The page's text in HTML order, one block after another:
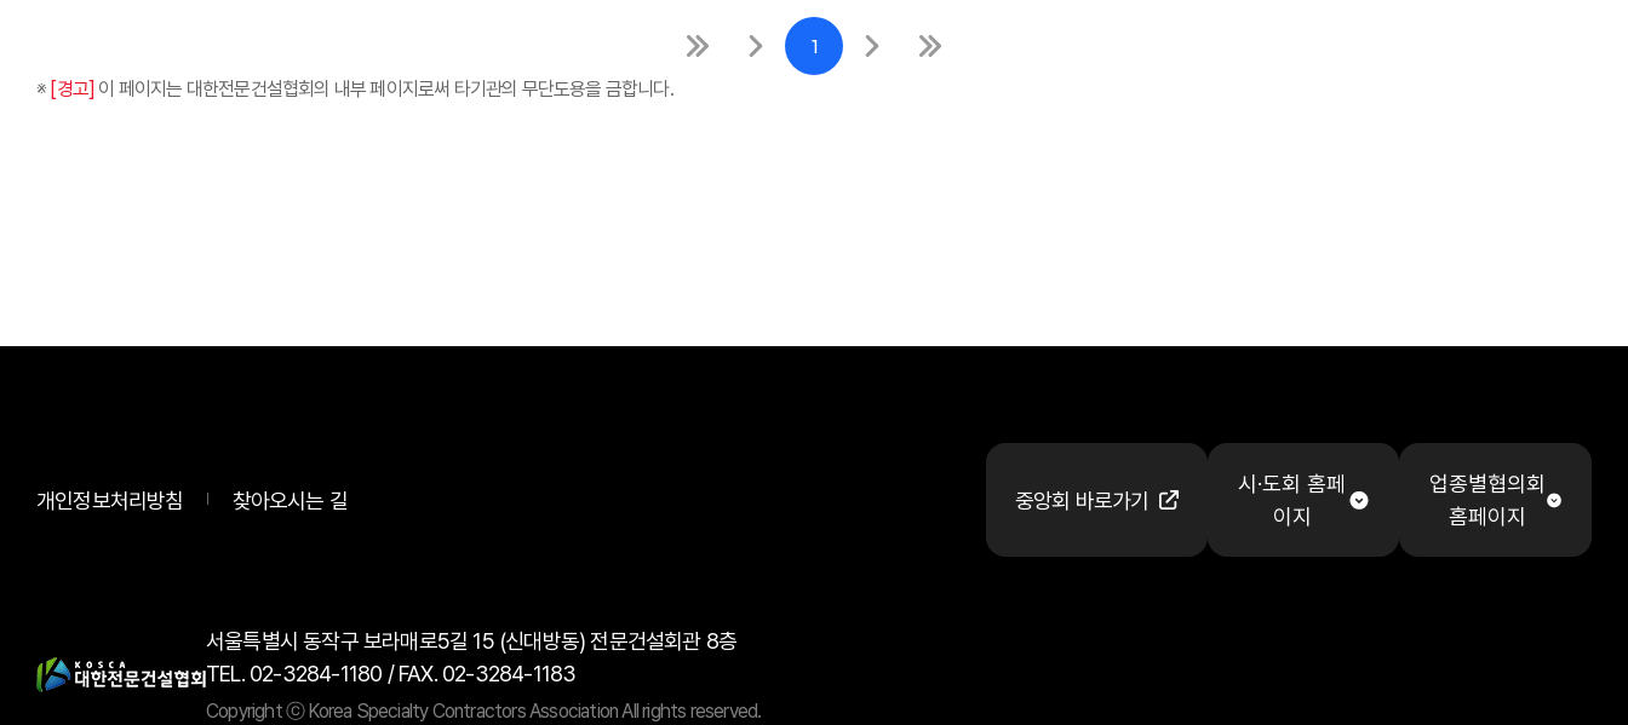
1
※ [경고] 이 페이지는 대한전문건설협회의 내부 페이지로써 타기관의 무단도용을 금합니다.
개인정보처리방침 찾아오시는 길 중앙회 바로가기
시·도회 홈페
이지
업종별협의회
홈페이지
서울특별시 동작구 보라매로5길 15 (신대방동) 전문건설회관 8층
TEL. 02-3284-1180 / FAX. 02-3284-1183
Copyright ⓒ Korea Specialty Contractors Association All rights reserved.